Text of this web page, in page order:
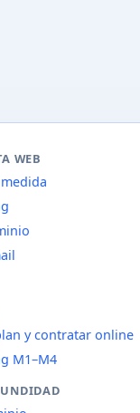
WEB
y contratar online
M1–M4